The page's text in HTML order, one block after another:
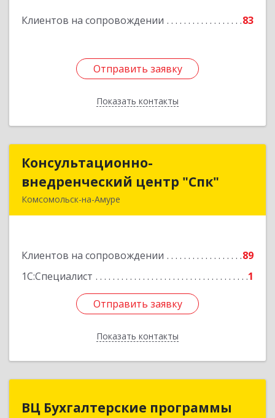
Клиентов на сопровождении 83
Отправить заявку
Показать контакты
Подробнее
Отправить заявку
Назад
Консультационно-
внедренческий центр "Спк"
Комсомольск-на-Амуре
Клиентов на сопровождении
89
1С:Специалист
1
Отправить заявку
Показать контакты
Консультационно-
внедренческий центр "Спк"
Подробнее
Отправить заявку
Назад
ВЦ Бухгалтерские программы